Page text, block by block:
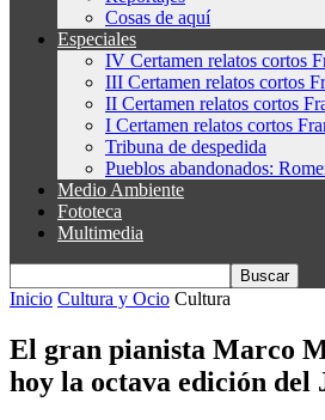
Cosas de aquí
Especiales
IV Certamen relatos cortos
III Certamen relatos cortos
II Certamen relatos cortos
I Certamen relatos cortos
Tribuna de despedida
Pueblos abandonados:
Medio Ambiente
Fototeca
Multimedia
Inicio Cultura y Ocio Cultura
El gran pianista Marco
hoy la octava edición del